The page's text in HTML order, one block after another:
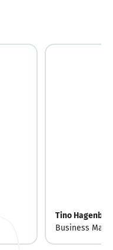
Tino
Business